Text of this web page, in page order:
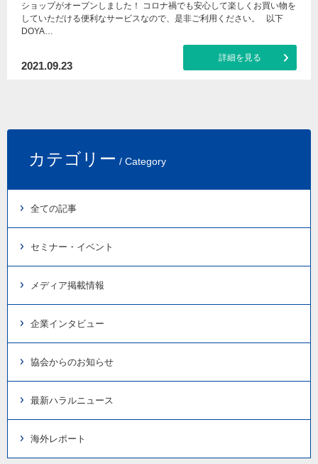
ショップがオープンしました！ コロナ禍でも安心して楽しくお買い物を
していただける便利なサービスなので、是非ご利用ください。 以下
DOYA…
2021.09.23
詳細を見る
カテゴリー / Category
全ての記事
セミナー・イベント
メディア掲載情報
企業インタビュー
協会からのお知らせ
最新ハラルニュース
海外レポート